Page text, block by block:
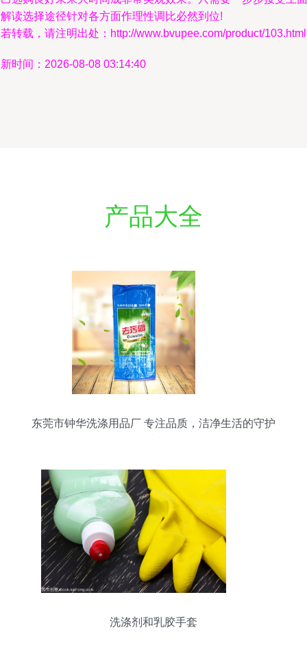
读选择途径针对各方面作理性调比必然到位!
转载，请注明出处：http://www.bvupee.com/product/103.html
时间：2026-08-08 03:14:40
产品大全
东莞市钟华洗涤用品厂 专注品质，洁净生活的守护
洗涤剂和乳胶手套